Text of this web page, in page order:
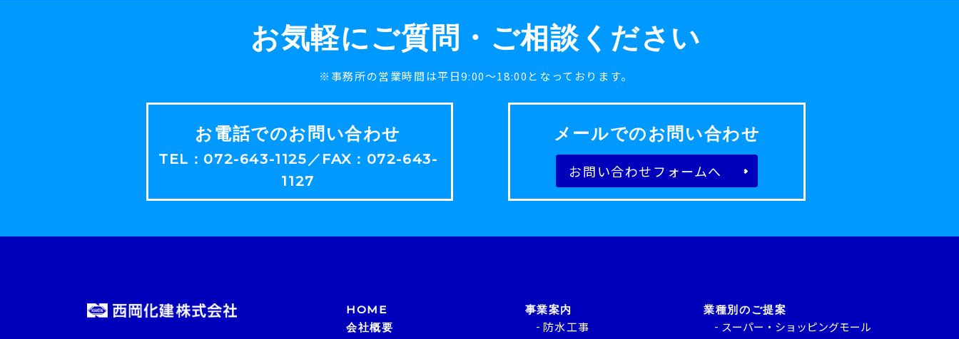
お気軽にご質問・ご相談ください
※事務所の営業時間は平日9:00～18:00となっております。
お電話でのお問い合わせ
TEL：072-643-1125／FAX：072-643-
1127
メールでのお問い合わせ
お問い合わせフォームへ
HOME
会社概要
事業案内
防水工事
業種別のご提案
スーパー・ショッピングモール